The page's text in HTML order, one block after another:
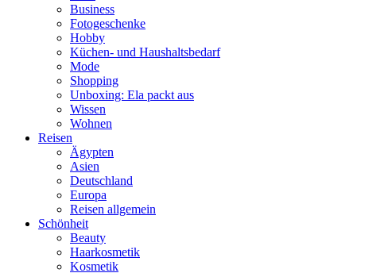
Business
Fotogeschenke
Hobby
Küchen- und Haushaltsbedarf
Mode
Shopping
Unboxing: Ela packt aus
Wissen
Wohnen
Reisen
Ägypten
Asien
Deutschland
Europa
Reisen allgemein
Schönheit
Beauty
Haarkosmetik
Kosmetik